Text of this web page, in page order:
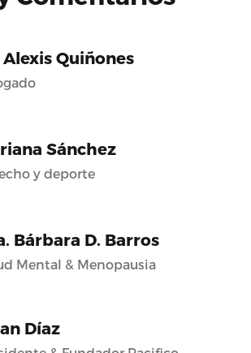
Alexis Quiñones
Sánchez
y deporte
Bárbara D. Barros
Mental & Menopausia
Díaz